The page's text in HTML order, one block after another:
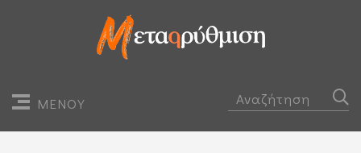
ΜΕΝΟΥ